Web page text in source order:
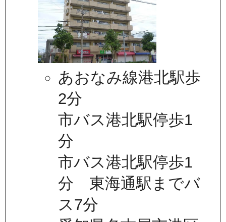
あおなみ線港北駅歩
2分
市バス港北駅停歩1
分
市バス港北駅停歩1
分 東海通駅までバ
ス7分